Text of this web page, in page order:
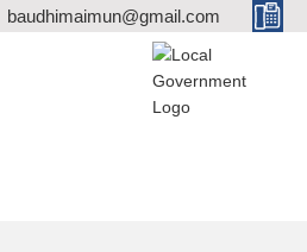
baudhimaimun@gmail.com